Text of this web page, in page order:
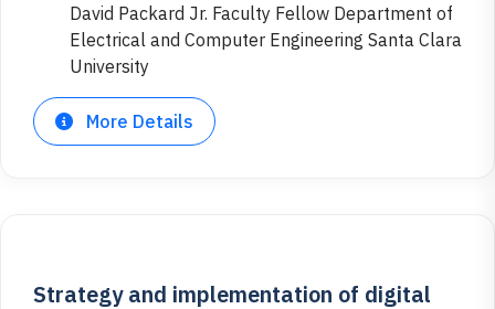
David Packard Jr. Faculty Fellow Department of
Electrical and Computer Engineering Santa Clara
University
More Details
Strategy and implementation of digital